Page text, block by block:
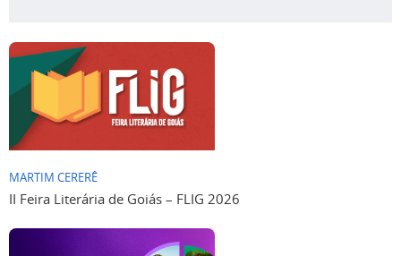
MARTIM CERERÊ
II Feira Literária de Goiás – FLIG 2026